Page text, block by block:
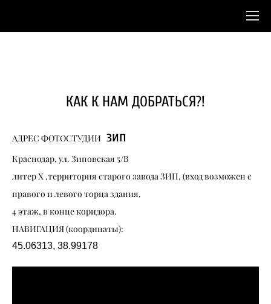
КАК К НАМ ДОБРАТЬСЯ?!
АДРЕС ФОТОСТУДИИ зип
Краснодар, ул. Зиповская 5/В
литер Х ,территория старого завода ЗИП, (вход возможен с
правого и левого торца здания.
4 этаж, в конце коридора.
НАВИГАЦИЯ (координаты):
45.06313, 38.99178